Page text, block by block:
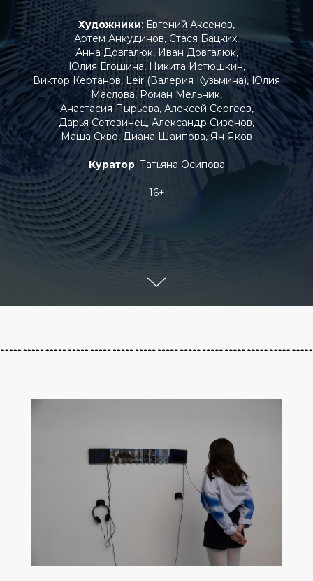
Художники: Евгений Аксенов,
Артем Анкудинов, Стася Бацких,
Анна Довгалюк, Иван Довгалюк,
Юлия Егошина, Никита Истюшкин,
Виктор Кертанов, Leir (Валерия Кузьмина), Юлия
Маслова, Роман Мельник,
Анастасия Пырьева, Алексей Сергеев,
Дарья Сетевинец, Александр Сизенов,
Маша Скво, Диана Шаипова, Ян Яков
Куратор: Татьяна Осипова
16+